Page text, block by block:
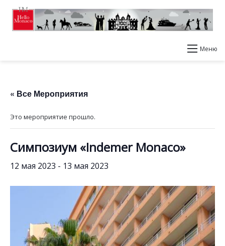
Меню
« Все Мероприятия
Это мероприятие прошло.
Симпозиум «Indemer Monaco»
12 мая 2023 - 13 мая 2023